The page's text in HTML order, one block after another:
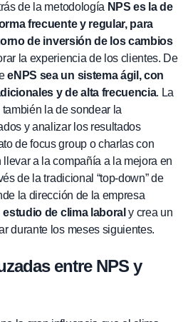
de la metodología NPS es la de
frecuente y regular, para
de inversión de los cambios
la experiencia de los clientes. De
eNPS sea un sistema ágil, con
y de alta frecuencia. La
la de sondear la
y analizar los resultados
de focus group o charlas con
a la compañía a la mejora en
de la tradicional “top-down” de
la dirección de la empresa
estudio de clima laboral y crea un
durante los meses siguientes.
entre NPS y